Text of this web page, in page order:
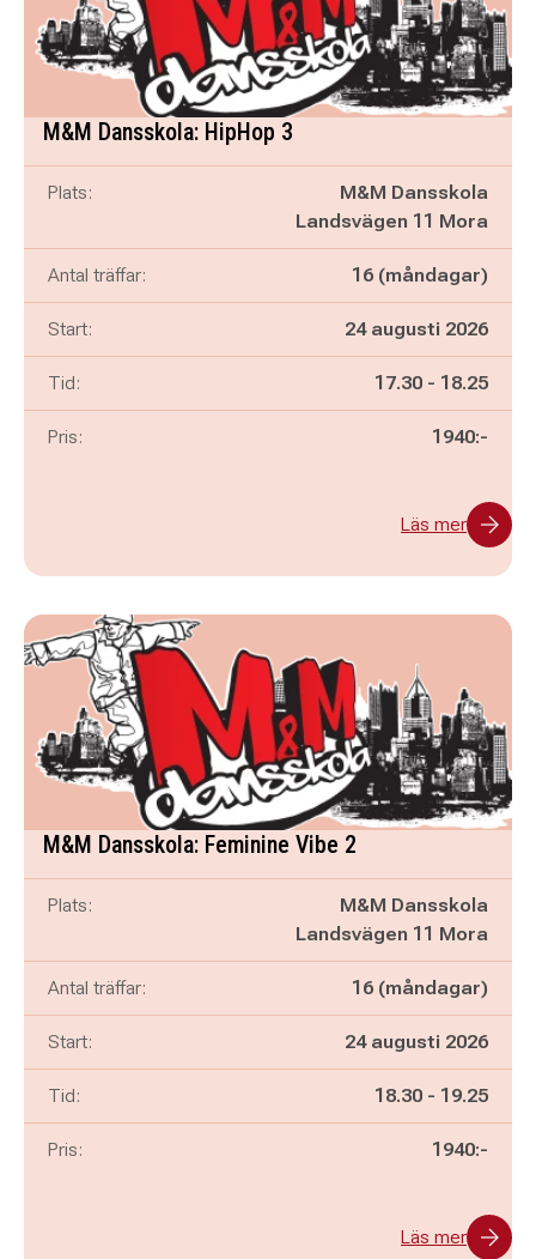
M&M Dansskola: HipHop 3
Plats:
M&M Dansskola
Landsvägen 11 Mora
Antal träffar: 16 (måndagar)
Start: 24 augusti 2026
Tid: Pågår mellan
17.30 - och
18.25
Pris: 1940:-
Läs mer
M&M Dansskola: Feminine Vibe 2
Plats:
M&M Dansskola
Landsvägen 11 Mora
Antal träffar: 16 (måndagar)
Start: 24 augusti 2026
Tid: Pågår mellan
18.30 - och
19.25
Pris: 1940:-
Läs mer